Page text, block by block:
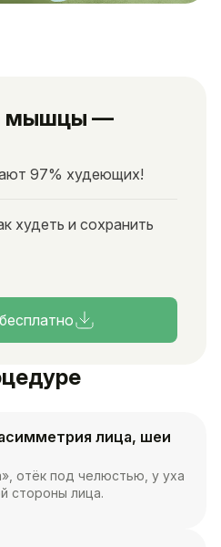
лица, шеи
отёк под челюстью, у уха
стороны лица.
мышцы —
97% худеющих!
худеть и сохранить